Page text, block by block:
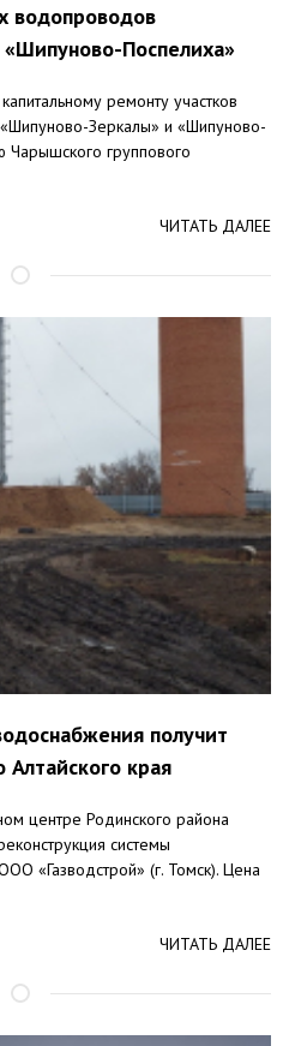
водопроводов
Поспелиха»
ремонту участков
Зеркалы» и «Шипуново-
Чарышского группового
ЧИТАТЬ ДАЛЕЕ
получит
края
центре Родинского района
системы
«Газводстрой» (г. Томск). Цена
ЧИТАТЬ ДАЛЕЕ